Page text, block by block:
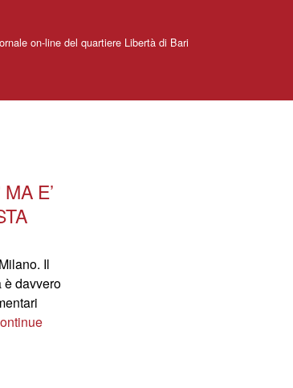
on-line del quartiere Libertà di Bari
E’
Il
è davvero